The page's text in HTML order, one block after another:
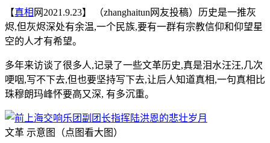
【真相 网2021.9.23】 （zhanghaitun网友投稿）历史是一推灰
烬,但灰烬深处有余温,一个民族,要有一群有宗教信仰和仰望星
空的人才有希望。
多年来访谈了很多人,记录了一些文革历史,真是泪水汪汪,几次
哽咽,写不下去,但也要坚持写下去,让后人知道真相,一句真相比
珠穆朗玛峰怀要高又深, 有多沉重。
文革 示意图（点图看大图）